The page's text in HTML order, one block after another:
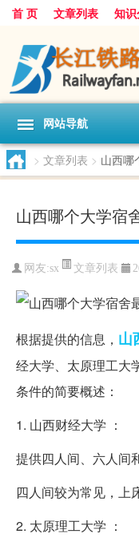
首 页 文章列表 知
网站导航
> 文章列表 > 山西哪
山西哪个大学宿
网友:sx 文章列表
根据提供的信息， 山
经大学、太原理工大
条件的简要概述：
1. 山西财经大学 ：
提供四人间、六人间
四人间较为常见，上
2. 太原理工大学 ：